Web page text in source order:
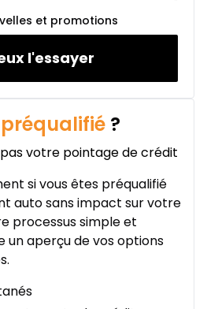
À partir de :
366$/Sem.
et promotions
l'essayer
préqualifié ?
votre pointage de crédit
si vous êtes préqualifié
auto sans impact sur votre
processus simple et
un aperçu de vos options